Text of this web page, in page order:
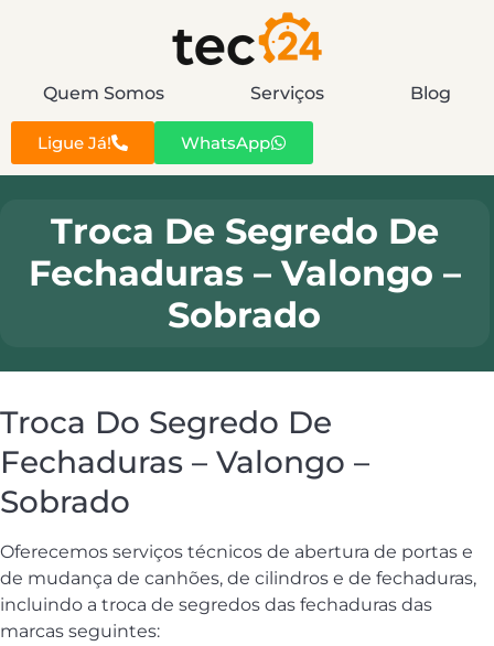
Quem Somos Serviços Blog
Ligue Já! WhatsApp
Troca De Segredo De
Fechaduras – Valongo –
Sobrado
Troca Do Segredo De
Fechaduras – Valongo –
Sobrado
Oferecemos serviços técnicos de abertura de portas e
de mudança de canhões, de cilindros e de fechaduras,
incluindo a troca de segredos das fechaduras das
marcas seguintes: